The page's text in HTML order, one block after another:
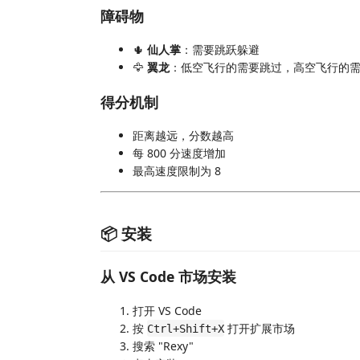
障碍物
🌵 仙人掌 ：需要跳跃躲避
🦅 翼龙：低空飞行的需要跳过，高空飞行的
得分机制
距离越远，分数越高
每 800 分速度增加
最高速度限制为 8
📦 安装
从 VS Code 市场安装
打开 VS Code
按 Ctrl+Shift+X 打开扩展市场
搜索 "Rexy"